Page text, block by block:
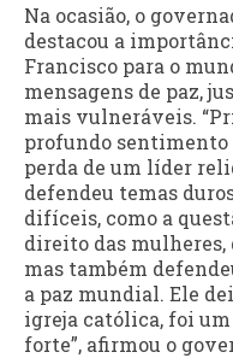
Na ocasião, o
destacou a
Francisco para o
mensagens de paz,
mais vulneráveis.
profundo sentimento
perda de um líder
defendeu temas
difíceis, como a
direito das mulheres,
mas também
a paz mundial. Ele
igreja católica, foi
forte”, afirmou o